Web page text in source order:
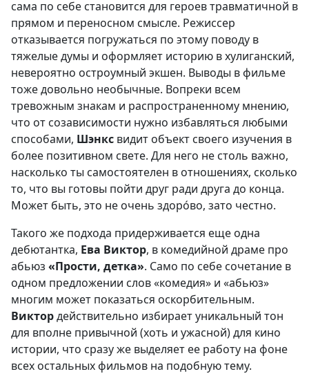
сама по себе становится для героев травматичной в
прямом и переносном смысле. Режиссер
отказывается погружаться по этому поводу в
тяжелые думы и оформляет историю в хулиганский,
невероятно остроумный экшен. Выводы в фильме
тоже довольно необычные. Вопреки всем
тревожным знакам и распространенному мнению,
что от созависимости нужно избавляться любыми
способами, Шэнкс видит объект своего изучения в
более позитивном свете. Для него не столь важно,
насколько ты самостоятелен в отношениях, сколько
то, что вы готовы пойти друг ради друга до конца.
Может быть, это не очень здорóво, зато честно.
Такого же подхода придерживается еще одна
дебютантка, Ева Виктор, в комедийной драме про
абьюз «Прости, детка». Само по себе сочетание в
одном предложении слов «комедия» и «абьюз»
многим может показаться оскорбительным.
Виктордействительно избирает уникальный тон
для вполне привычной (хоть и ужасной) для кино
истории, что сразу же выделяет ее работу на фоне
всех остальных фильмов на подобную тему.